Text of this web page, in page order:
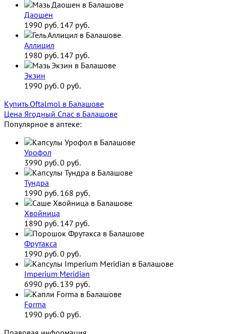
Даошен
1990 руб. 147 руб.
Аллицил
1980 руб. 147 руб.
Экзин
1990 руб. 0 руб.
Купить Oftalmol в Балашове
Цена Ягодный Спас в Балашове
Популярное в аптеке:
Урофол
3990 руб. 0 руб.
Тундра
1990 руб. 168 руб.
Хвойница
1890 руб. 147 руб.
Фрутакса
1990 руб. 0 руб.
Imperium Meridian
6990 руб. 139 руб.
Forma
1990 руб. 0 руб.